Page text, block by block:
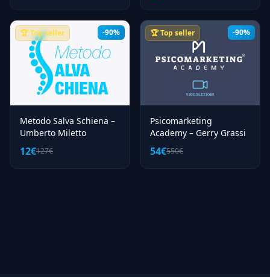
-90%
🏆 Top seller
Metodo Salva Schiena –
Umberto Miletto
12€127€
-90%
🏆 Top seller
Psicomarketing
Academy – Gerry Grassi
54€550€